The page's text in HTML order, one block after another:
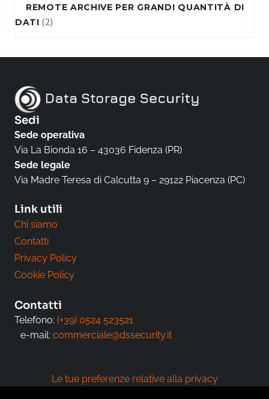
REMOTE ARCHIVE PER GRANDI QUANTITÀ DI
DATI (2)
Sedi
Sede operativa
Via La Bionda 16 – 43036 Fidenza (PR)
Sede legale
Via Madre Teresa di Calcutta 9 – 29122 Piacenza (PC)
Link utili
Chi siamo
Contatti
Privacy Policy
Cookie Policy
Contatti
Telefono: (+39) 0524 523521
e-mail: commerciale@dssecurity.it
Le tue preferenze relative alla privacy